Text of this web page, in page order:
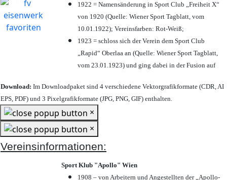
1922 = Namensänderung in Sport Club „Freiheit X“
von 1920 (Quelle: Wiener Sport Tagblatt, vom
10.01.1922); Vereinsfarben: Rot-Weiß;
1923 = schloss sich der Verein dem Sport Club
„Rapid“ Oberlaa an (Quelle: Wiener Sport Tagblatt,
vom 23.01.1923) und ging dabei in der Fusion auf
Download: Im Downloadpaket sind 4 verschiedene Vektorgrafikformate (CDR, AI
EPS, PDF) und 3 Pixelgrafikformate (JPG, PNG, GIF) enthalten.
×
×
Vereinsinformationen:
Sport Klub "Apollo" Wien
1908 – von Arbeitern und Angestellten der „Apollo-